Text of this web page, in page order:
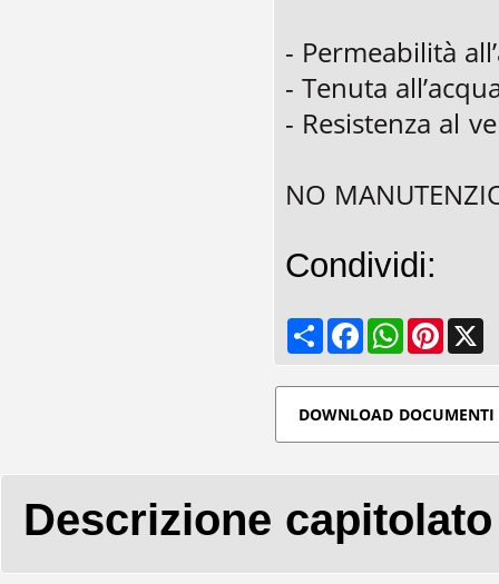
- Permeabilità
- Tenuta
- Resistenza al
NO
Condividi:
Share FacebookWhatsApp
DOWNLOAD DOCUMENTI
Descrizione capitolato